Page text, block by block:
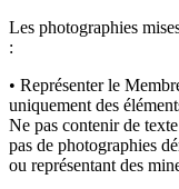
Les photographies
:
• Représenter le
uniquement des
Ne pas contenir de
pas de photographies
ou représentant des